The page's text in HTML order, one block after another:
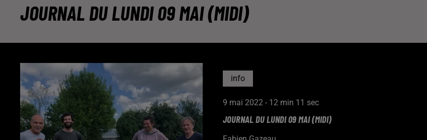
JOURNAL DU LUNDI 09 MAI (MIDI)
info
9 mai 2022 - 12 min 11 sec
JOURNAL DU LUNDI 09 MAI (MIDI)